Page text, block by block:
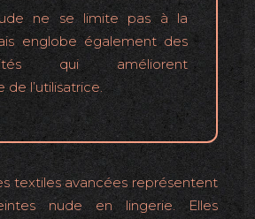
ne se limite pas à la
englobe également des
qui améliorent
de l’utilisatrice.
textiles avancées représentent
nude en lingerie. Elles